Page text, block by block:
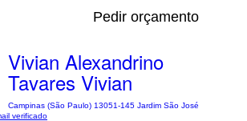
Pedir orçamento
Vivian Alexandrino
Tavares Vivian
Campinas (São Paulo) 13051-145 Jardim São José
verificado